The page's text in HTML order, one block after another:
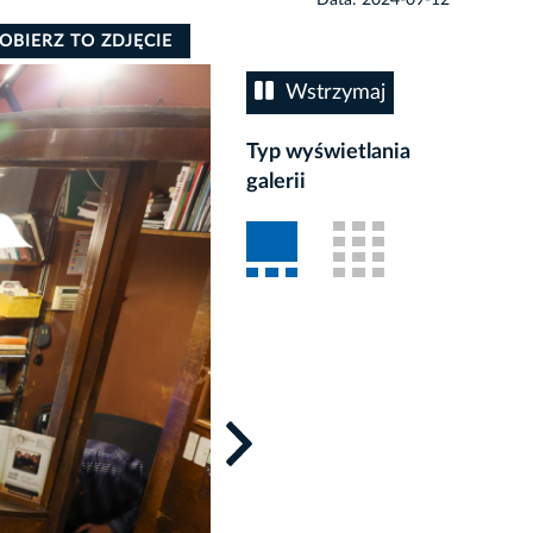
Wstrzymaj
Typ wyświetlania
galerii
TO ZDJĘCIE